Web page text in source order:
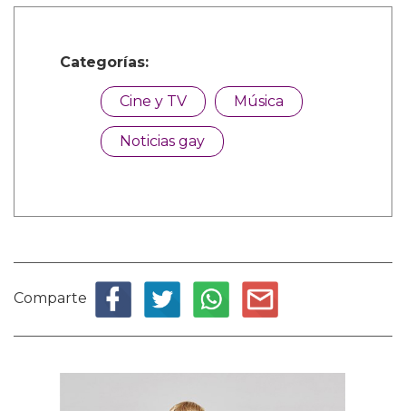
Categorías:
Cine y TV Música
Noticias gay
Comparte